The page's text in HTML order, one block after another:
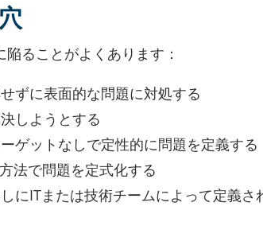
ることがよくあります：
ずに表面的な問題に対処する
しようとする
ゲットなしで定性的に問題を定義する
法で問題を定式化する
にITまたは技術チームによって定義さ